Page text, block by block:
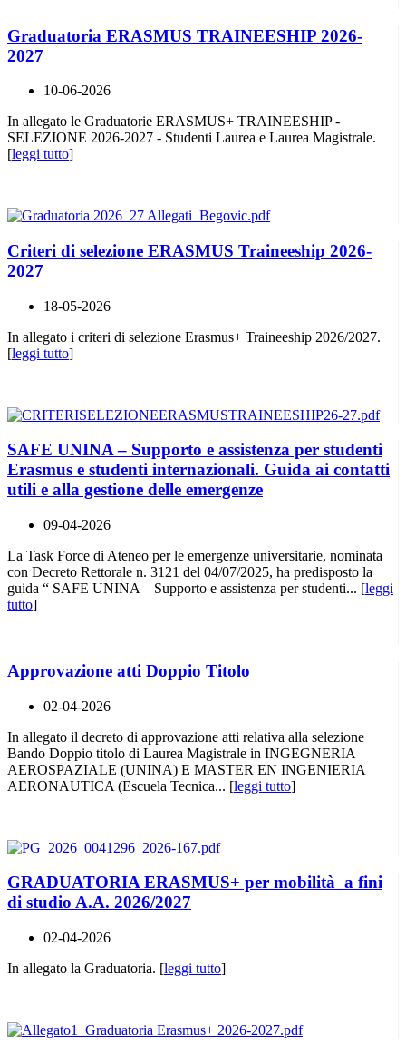
Graduatoria ERASMUS TRAINEESHIP 2026-
2027
10-06-2026
In allegato le Graduatorie ERASMUS+ TRAINEESHIP -
SELEZIONE 2026-2027 - Studenti Laurea e Laurea Magistrale.
[leggi tutto]
Criteri di selezione ERASMUS Traineeship 2026-
2027
18-05-2026
In allegato i criteri di selezione Erasmus+ Traineeship 2026/2027.
[leggi tutto]
SAFE UNINA – Supporto e assistenza per studenti
Erasmus e studenti internazionali. Guida ai contatti
utili e alla gestione delle emergenze
09-04-2026
La Task Force di Ateneo per le emergenze universitarie, nominata
con Decreto Rettorale n. 3121 del 04/07/2025, ha predisposto la
guida “ SAFE UNINA – Supporto e assistenza per studenti... [leggi
tutto]
Approvazione atti Doppio Titolo
02-04-2026
In allegato il decreto di approvazione atti relativa alla selezione
Bando Doppio titolo di Laurea Magistrale in INGEGNERIA
AEROSPAZIALE (UNINA) E MASTER EN INGENIERIA
AERONAUTICA (Escuela Tecnica... [leggi tutto]
GRADUATORIA ERASMUS+ per mobilità a fini
di studio A.A. 2026/2027
02-04-2026
In allegato la Graduatoria. [leggi tutto]